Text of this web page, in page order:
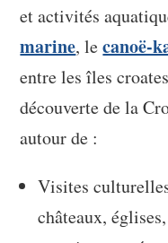
et activités
marine, lecanoë-
entre les îles
découverte de la
autour de :
Visites
châteaux,